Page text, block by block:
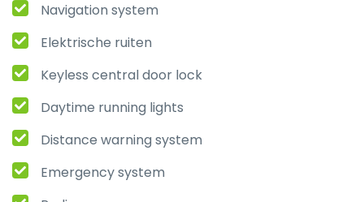
Navigation system
Elektrische ruiten
Keyless central door lock
Daytime running lights
Distance warning system
Emergency system